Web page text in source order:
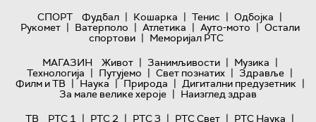
СПОРТ
Фудбал | Кошарка | Тенис | Одбојка |
Рукомет | Ватерполо | Атлетика | Ауто-мото | Остали
спортови | Меморијал РТС
МАГАЗИН
Живот | Занимљивости | Музика |
Технологијa | Путујемо | Свет познатих | Здравље |
Филм и ТВ | Наука | Природа | Дигитални предузетник |
За мале велике хероје | Наизглед здрав
ТВ
РТС 1 | РТС 2 | РТС 3 | РТС Свет | РТС Наука |